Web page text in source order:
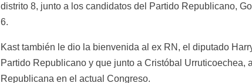
distrito 8, junto a los candidatos del Partido Republicano,
6.
Kast también le dio la bienvenida al ex RN, el diputado
Partido Republicano y que junto a Cristóbal
Republicana en el actual Congreso.